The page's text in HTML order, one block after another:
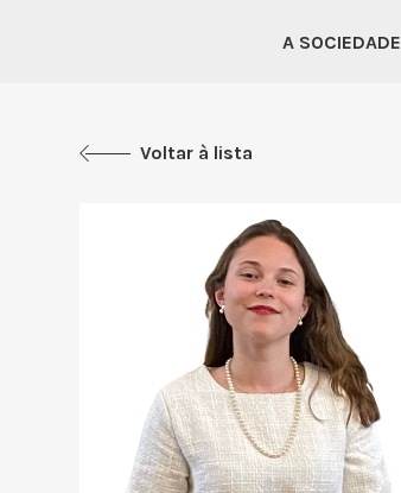
A SOCIEDADE
Voltar à lista